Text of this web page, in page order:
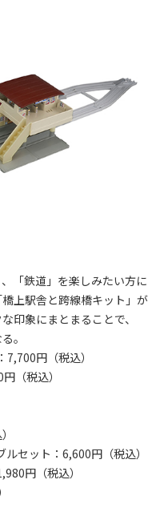
「鉄道」を楽しみたい方に
上駅舎と跨線橋キット」が
印象にまとまることで、
。
円（税込）
（税込）
セット：6,600円（税込）
円（税込）